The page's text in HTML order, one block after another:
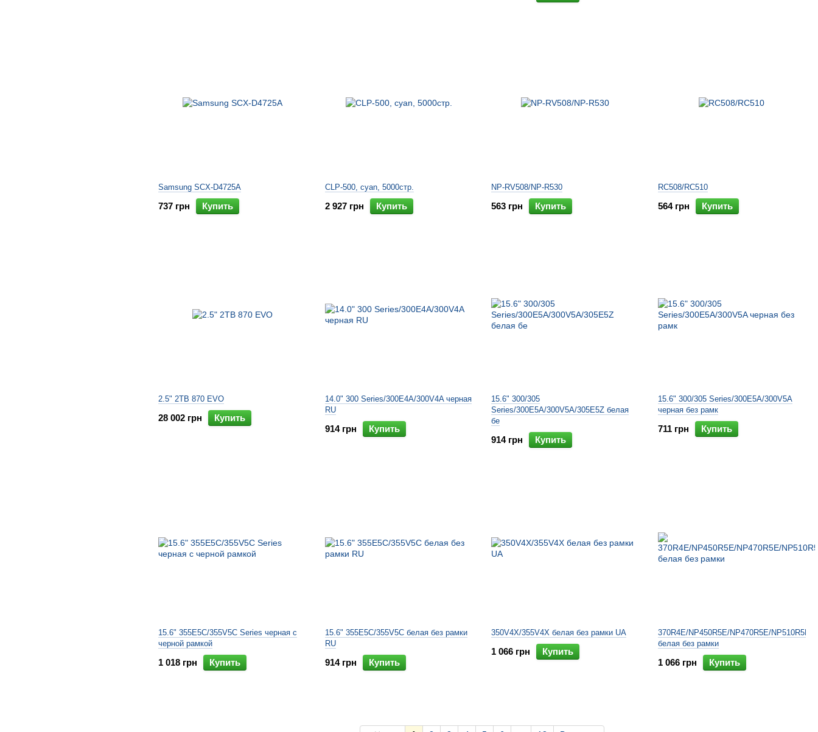
Samsung SCX-D4725A
737 грн Купить
CLP-500, cyan, 5000стр.
2 927 грн Купить
NP-RV508/NP-R530
563 грн Купить
RC508/RC510
564 грн Купить
2.5" 2TB 870 EVO
28 002 грн Купить
14.0" 300 Series/300E4A/300V4A черная
RU
914 грн Купить
15.6" 300/305
Series/300E5A/300V5A/305E5Z белая
бе
914 грн Купить
15.6" 300/305 Series/300E5A/300V5A
черная без рамк
711 грн Купить
15.6" 355E5C/355V5C Series черная с
черной рамкой
1 018 грн Купить
15.6" 355E5C/355V5C белая без рамки
RU
914 грн Купить
350V4X/355V4X белая без рамки UA
1 066 грн Купить
370R4E/NP450R5E/NP470R5E/NP510R5E
белая без рамки
1 066 грн Купить